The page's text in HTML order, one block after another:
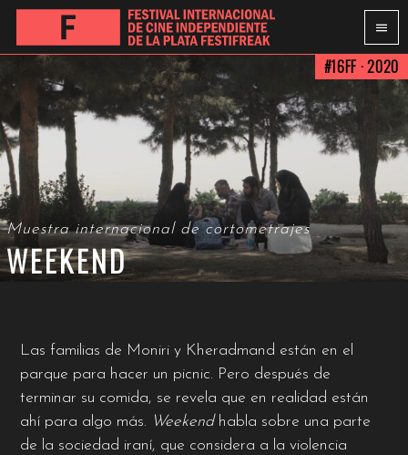
Muestra internacional de cortometrajes
WEEKEND
#16FF · 2020
Las familias de Moniri y Kheradmand están en el
parque para hacer un picnic. Pero después de
terminar su comida, se revela que en realidad están
ahí para algo más. Weekendhabla sobre una parte
de la sociedad iraní, que considera a la violencia